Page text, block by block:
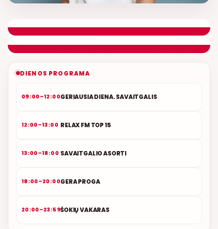
DIENOS PROGRAMA
09:00–12:00GERIAUSIA DIENA. SAVAITGALIS
12:00–13:00 RELAX FM TOP 15
13:00–18:00 SAVAITGALIO ASORTI
18:00–20:00GERA PROGA
20:00–23:59ŠOKIŲ VAKARAS